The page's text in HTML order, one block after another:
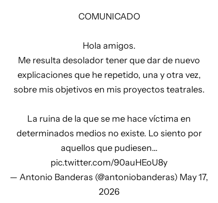
COMUNICADO
Hola amigos.
Me resulta desolador tener que dar de nuevo
explicaciones que he repetido, una y otra vez,
sobre mis objetivos en mis proyectos teatrales.
La ruina de la que se me hace víctima en
determinados medios no existe. Lo siento por
aquellos que pudiesen…
pic.twitter.com/90auHEoU8y
— Antonio Banderas (@antoniobanderas) May 17,
2026